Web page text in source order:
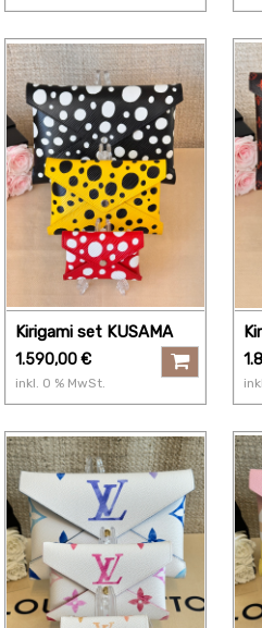
Kirigami set KUSAMA
1.590,00€
inkl. 0 % MwSt.